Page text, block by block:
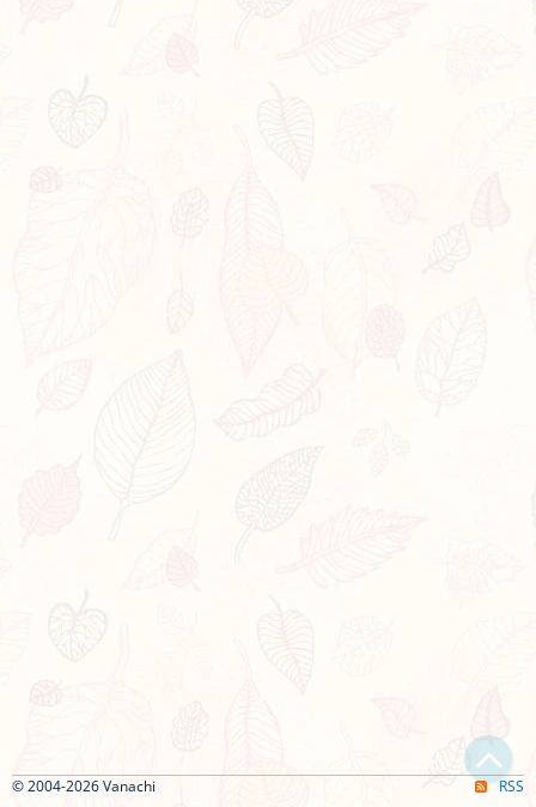
© 2004-2026 Vanachi RSS